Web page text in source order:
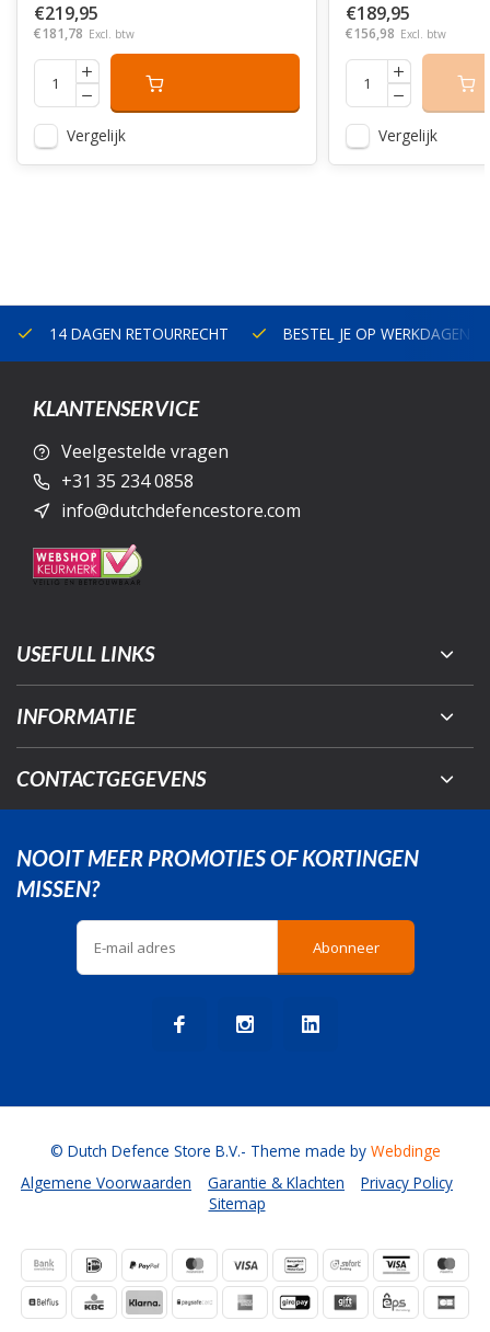
€219,95
€181,78 Excl. btw
Vergelijk
€189,95
€156,98 Excl. btw
Vergelijk
14 DAGEN RETOURRECHT BESTEL JE OP WERKDAGEN
KLANTENSERVICE
Veelgestelde vragen
+31 35 234 0858
info@dutchdefencestore.com
USEFULL LINKS
INFORMATIE
CONTACTGEGEVENS
NOOIT MEER PROMOTIES OF KORTINGEN
MISSEN?
Abonneer
Algemene Voorwaarden Garantie & Klachten
Privacy Policy
Sitemap
© Dutch Defence Store B.V.- Theme made by Webdinge